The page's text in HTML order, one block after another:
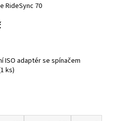
RideSync 70
ISO adaptér se spínačem
ks)